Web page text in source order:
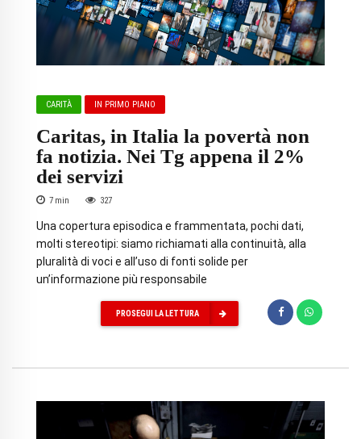
CARITÀ IN PRIMO PIANO
Caritas, in Italia la povertà non
fa notizia. Nei Tg appena il 2%
dei servizi
7 min 327
Una copertura episodica e frammentata, pochi dati,
molti stereotipi: siamo richiamati alla continuità, alla
pluralità di voci e all’uso di fonti solide per
un’informazione più responsabile
PROSEGUI LA LETTURA